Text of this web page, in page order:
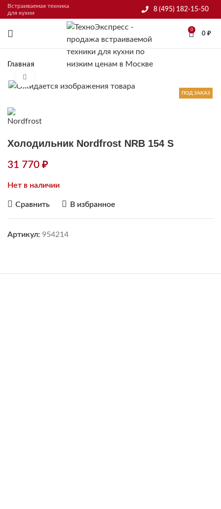
Встраиваемая техника
для кухни
8 (495) 182-15-50
0
0 ₽
Главная
ПОД ЗАКАЗ
Холодильник Nordfrost NRB 154 S
31 770 ₽
Нет в наличии
Сравнить В избранное
Артикул: 954214